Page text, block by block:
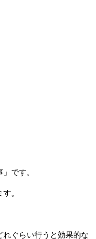
です。
。
ぐらい行うと効果的な